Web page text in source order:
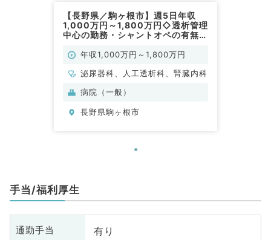
【長野県／駒ヶ根市】週5日年収
1,000万円～1,800万円◇透析管理
中心の勤務・シャントオペの有無は
年収1,000万円～1,800万円
泌尿器科、人工透析科、腎臓内科
病院（一般）
長野県駒ヶ根市
手当/福利厚生
通勤手当 有り